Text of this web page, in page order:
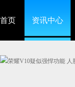
首页 资讯中心